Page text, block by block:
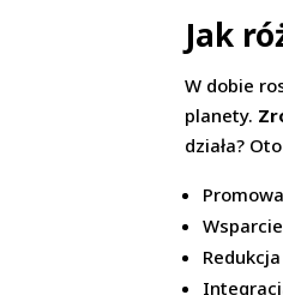
Jak
W dobie
planety.
działa?